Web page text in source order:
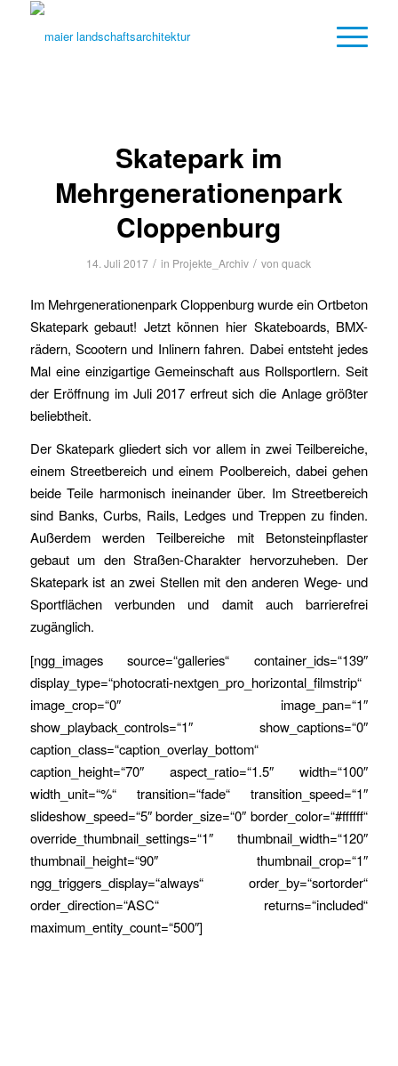
Skatepark im
Mehrgenerationenpark
Cloppenburg
14. Juli 2017 / in Projekte_Archiv / vonquack
Im Mehrgenerationenpark Cloppenburg wurde ein Ortbeton
Skatepark gebaut! Jetzt können hier Skateboards, BMX-
rädern, Scootern und Inlinern fahren. Dabei entsteht jedes
Mal eine einzigartige Gemeinschaft aus Rollsportlern. Seit
der Eröffnung im Juli 2017 erfreut sich die Anlage größter
beliebtheit.
Der Skatepark gliedert sich vor allem in zwei Teilbereiche,
einem Streetbereich und einem Poolbereich, dabei gehen
beide Teile harmonisch ineinander über. Im Streetbereich
sind Banks, Curbs, Rails, Ledges und Treppen zu finden.
Außerdem werden Teilbereiche mit Betonsteinpflaster
gebaut um den Straßen-Charakter hervorzuheben. Der
Skatepark ist an zwei Stellen mit den anderen Wege- und
Sportflächen verbunden und damit auch barrierefrei
zugänglich.
[ngg_images source=“galleries“ container_ids=“139″
display_type=“photocrati-nextgen_pro_horizontal_filmstrip“
image_crop=“0″ image_pan=“1″
show_playback_controls=“1″ show_captions=“0″
caption_class=“caption_overlay_bottom“
caption_height=“70″ aspect_ratio=“1.5″ width=“100″
width_unit=“%“ transition=“fade“ transition_speed=“1″
slideshow_speed=“5″ border_size=“0″ border_color=“#ffffff“
override_thumbnail_settings=“1″ thumbnail_width=“120″
thumbnail_height=“90″ thumbnail_crop=“1″
ngg_triggers_display=“always“ order_by=“sortorder“
order_direction=“ASC“ returns=“included“
maximum_entity_count=“500″]